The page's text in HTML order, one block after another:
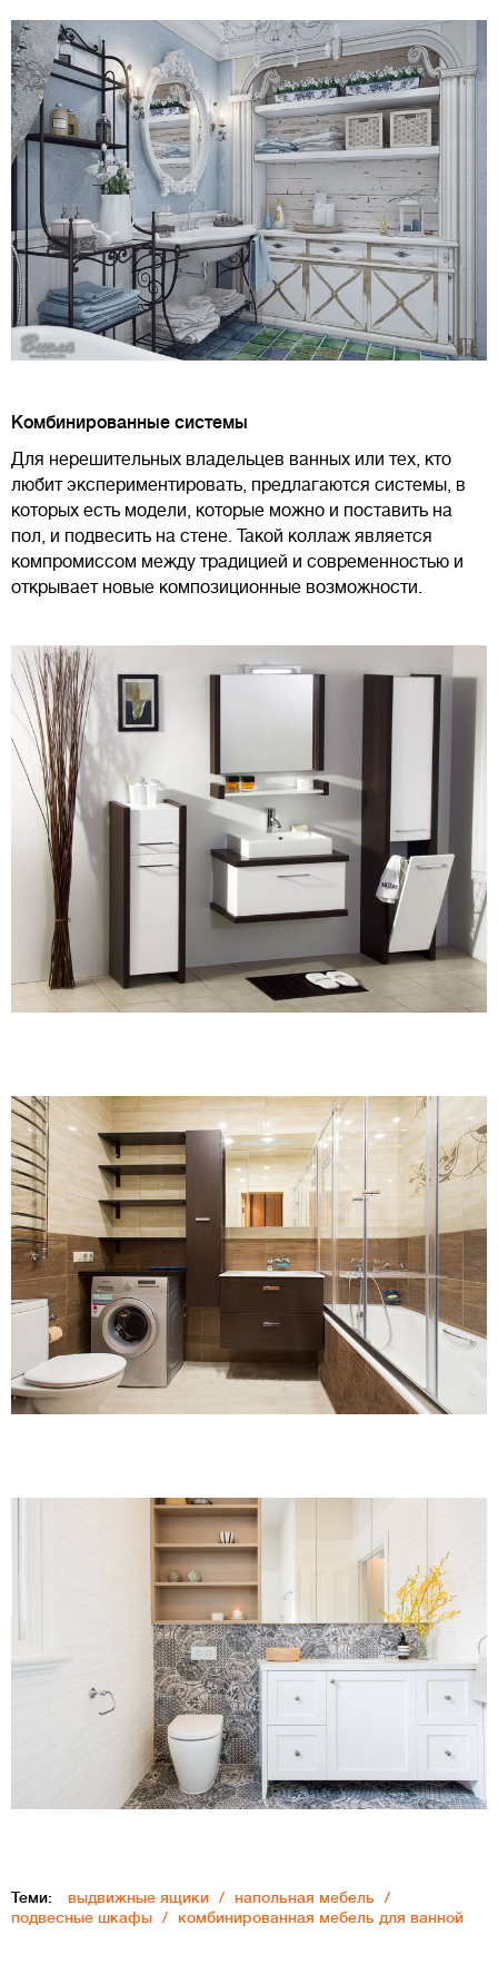
Комбинированные системы
Для нерешительных владельцев ванных или тех, кто
любит экспериментировать, предлагаются системы, в
которых есть модели, которые можно и поставить на
пол, и подвесить на стене. Такой коллаж является
компромиссом между традицией и современностью и
открывает новые композиционные возможности.
Теми: выдвижные ящики
напольная мебель
подвесные шкафы
комбинированная мебель для ванной